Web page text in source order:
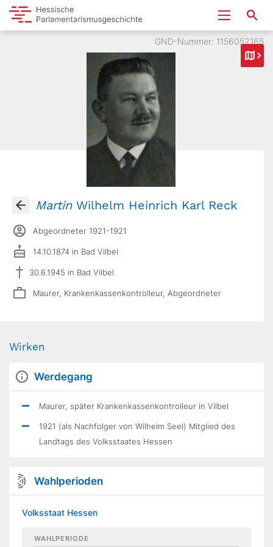
GND-Nummer: 1156052165
MartinWilhelm Heinrich Karl Reck
Abgeordneter 1921-1921
14.10.1874 in Bad Vilbel
30.6.1945 in Bad Vilbel
Maurer, Krankenkassenkontrolleur, Abgeordneter
Wirken
Werdegang
Maurer, später Krankenkassenkontrolleur in Vilbel
1921 (als Nachfolger von Wilhelm Seel) Mitglied des
Landtags des Volksstaates Hessen
Wahlperioden
Volksstaat Hessen
WAHLPERIODE